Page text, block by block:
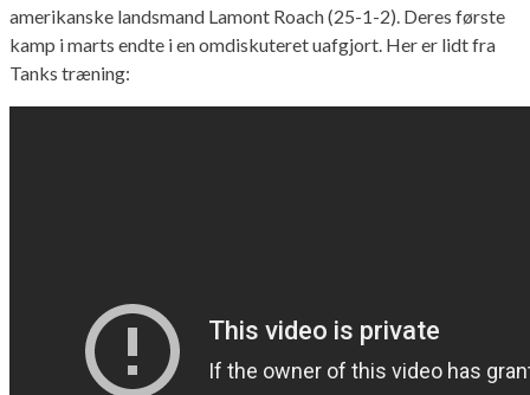
amerikanske landsmand Lamont Roach (25-1-2). Deres første
kamp i marts endte i en omdiskuteret uafgjort. Her er lidt fra
Tanks træning: